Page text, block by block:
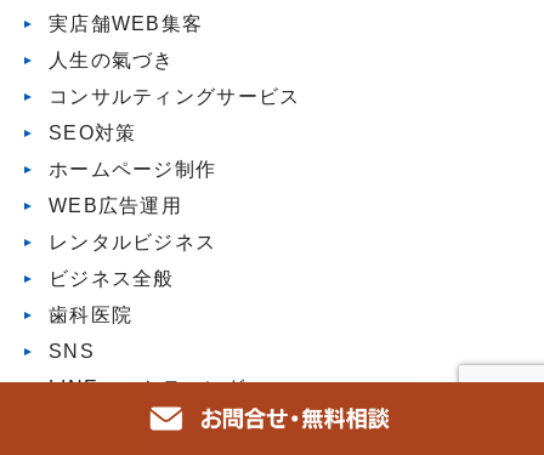
実店舗WEB集客
人生の氣づき
コンサルティングサービス
SEO対策
ホームページ制作
WEB広告運用
レンタルビジネス
ビジネス全般
歯科医院
SNS
LINEマーケティング